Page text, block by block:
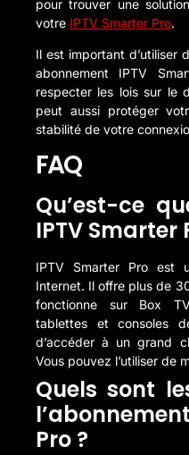
pour trouver une
votre IPTV Smarter Pro.
Il est important d’utiliser
abonnement IPTV
respecter les lois sur le
peut aussi protéger
stabilité de votre
FAQ
Qu’est-ce
IPTV Smarter
IPTV Smarter Pro est
Internet. Il offre plus de
fonctionne sur Box
tablettes et consoles
d’accéder à un grand
Vous pouvez l’utiliser de
Quels sont
Pro ?